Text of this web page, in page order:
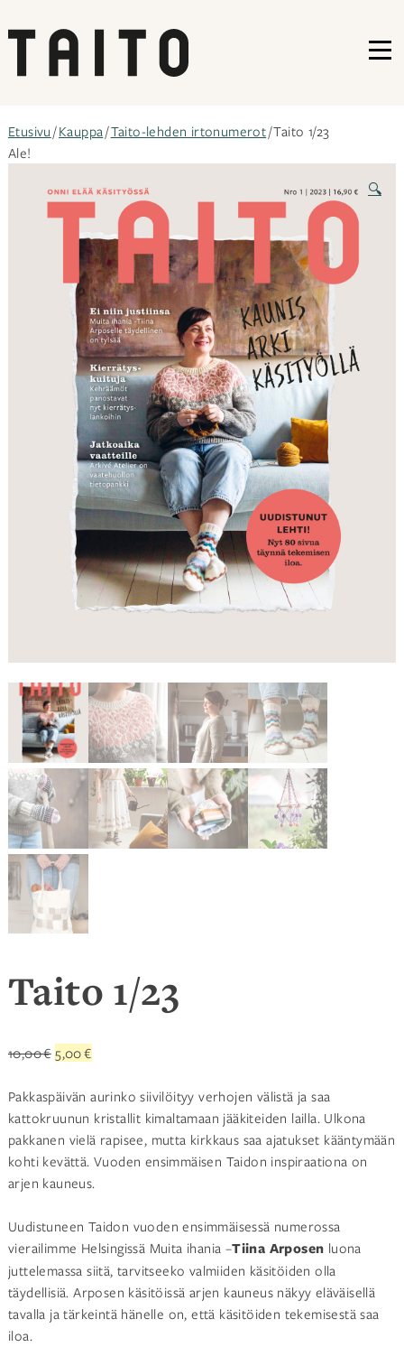
sisältöön
Etusivu /Kauppa/Taito-lehden irtonumerot/ Taito 1/23
Ale!
🔍
Taito 1/23
10,00€ Alkuperäinen
oli:
10,00 €.
5,00€Nykyinen
on:
5,00 €.
Pakkaspäivän aurinko siivilöityy verhojen välistä ja saa
kattokruunun kristallit kimaltamaan jääkiteiden lailla. Ulkona
pakkanen vielä rapisee, mutta kirkkaus saa ajatukset kääntymään
kohti kevättä. Vuoden ensimmäisen Taidon inspiraationa on
arjen kauneus.
Uudistuneen Taidon vuoden ensimmäisessä numerossa
vierailimme Helsingissä Muita ihania –Tiina Arposen luona
juttelemassa siitä, tarvitseeko valmiiden käsitöiden olla
täydellisiä. Arposen käsitöissä arjen kauneus näkyy eläväisellä
tavalla ja tärkeintä hänelle on, että käsitöiden tekemisestä saa
iloa.